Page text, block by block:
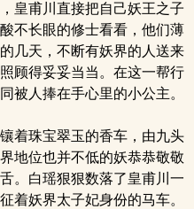
皇甫川直接把自己妖王之子
不长眼的修士看看，他们薄
几天，不断有妖界的人送来
顾得妥妥当当。在这一帮行
被人捧在手心里的小公主。
着珠宝翠玉的香车，由九头
地位也并不低的妖恭恭敬敬
。白瑶狠狠数落了皇甫川一
着妖界太子妃身份的马车。